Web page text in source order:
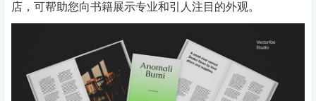
店，可帮助您向书籍展示专业和引人注目的外观。